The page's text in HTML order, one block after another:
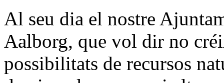
Al seu dia el nostre
Aalborg, que vol dir no
possibilitats de recursos